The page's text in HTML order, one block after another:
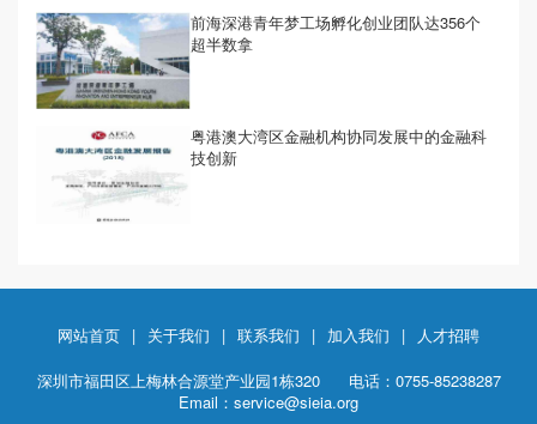
前海深港青年梦工场孵化创业团队达356个
超半数拿
粤港澳大湾区金融机构协同发展中的金融科
技创新
网站首页 | 关于我们 | 联系我们 | 加入我们 |
人才招聘
深圳市福田区上梅林合源堂产业园1栋320
电话：0755-85238287
Email：service@sieia.org